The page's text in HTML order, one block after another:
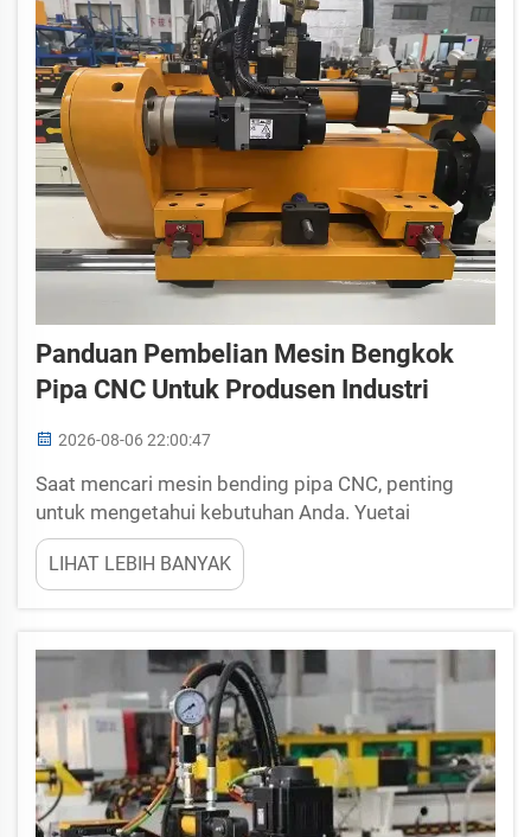
Panduan Pembelian Mesin Bengkok
Pipa CNC Untuk Produsen Industri
2026-08-06 22:00:47
Saat mencari mesin bending pipa CNC, penting
untuk mengetahui kebutuhan Anda. Yuetai
memahami bahwa membuat pilihan yang tepat
dapat membantu pertumbuhan bisnis Anda. Mesin-
mesin ini digunakan untuk membengkokkan pipa
digunakan di banyak ind...
LIHAT LEBIH BANYAK